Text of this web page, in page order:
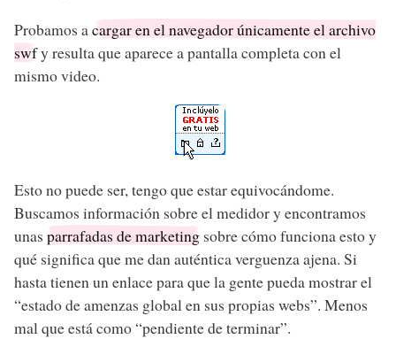
Probamos acargar en el navegador únicamente el archivo
swfy resulta que aparece a pantalla completa con el
mismo video.
Esto no puede ser, tengo que estar equivocándome.
Buscamos información sobre el medidor y encontramos
unas parrafadas de marketing sobre cómo funciona esto y
qué significa que me dan auténtica verguenza ajena. Si
hasta tienen un enlace para que la gente pueda mostrar el
“estado de amenzas global en sus propias webs”. Menos
mal que está como “pendiente de terminar”.